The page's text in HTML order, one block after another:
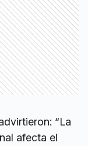
“La
afecta el